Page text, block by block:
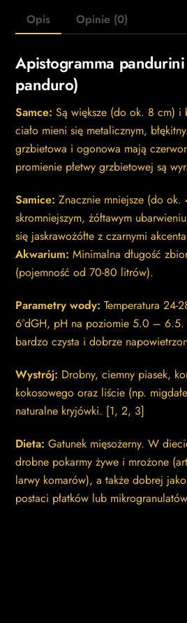
Opis Opinie (0)
Apistogramma
panduro)
Samce: Są większe (do ok. 8 cm) i
ciało mieni się metalicznym,
grzbietowa i ogonowa mają
promienie płetwy grzbietowej są
Samice: Znacznie mniejsze (do
skromniejszym, żółtawym
się jaskrawożółte z czarnymi
Akwarium: Minimalna długość
(pojemność od 70-80 litrów).
Parametry wody: Temperatura 24-
6°dGH, pH na poziomie 5.0 – 6.5.
bardzo czysta i dobrze
Wystrój: Drobny, ciemny piasek,
kokosowego oraz liście (np.
naturalne kryjówki. [1,2, 3]
Dieta: Gatunek mięsożerny. W
drobne pokarmy żywe i mrożone
larwy komarów), a także dobrej
postaci płatków lub